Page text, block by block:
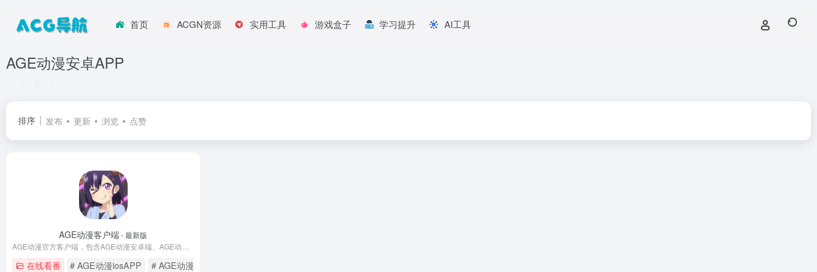
首页 ACGN资源 实用工具 游戏盒子 学习提升 AI工具
AGE动漫安卓APP
排序 发布 更新 浏览 点赞
AGE动漫客户端- 最新版
在线看番 # AGE动漫iosAPP # AGE动漫安卓APP